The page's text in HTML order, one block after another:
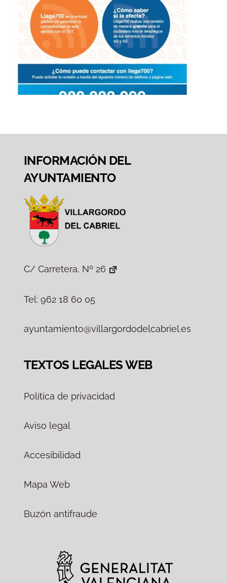
INFORMACIÓN DEL
AYUNTAMIENTO
C/ Carretera, Nº 26
Tel: 962 18 60 05
ayuntamiento@villargordodelcabriel.es
TEXTOS LEGALES WEB
Política de privacidad
Aviso legal
Accesibilidad
Mapa Web
Buzón antifraude